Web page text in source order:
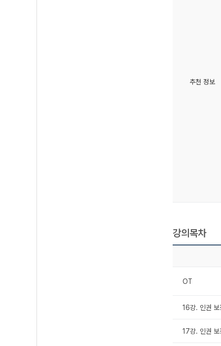
추천 정보
강의목차
OT
16강. 인권
17강. 인권